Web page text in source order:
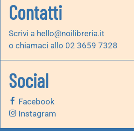
Contatti
Scrivi a hello@noilibreria.it
o chiamaci allo 02 3659 7328
Social
Facebook
Instagram